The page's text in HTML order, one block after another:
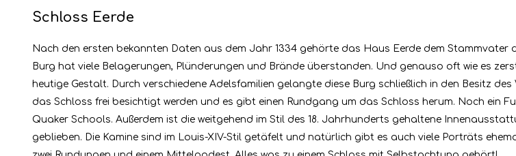
Schloss Eerde
Nach den ersten bekannten Daten aus dem Jahr 1334 gehörte das Haus Eerde dem Stammvater
Burg hat viele Belagerungen, Plünderungen und Brände überstanden. Und genauso oft wie es
heutige Gestalt. Durch verschiedene Adelsfamilien gelangte diese Burg schließlich in den Besitz
das Schloss frei besichtigt werden und es gibt einen Rundgang um das Schloss herum. Noch ein
Quaker Schools. Außerdem ist die weitgehend im Stil des 18. Jahrhunderts gehaltene
geblieben. Die Kamine sind im Louis-XIV-Stil getäfelt und natürlich gibt es auch viele Porträts